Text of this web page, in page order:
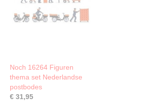
Noch 16264 Figuren
thema set Nederlandse
postbodes
€ 31,95